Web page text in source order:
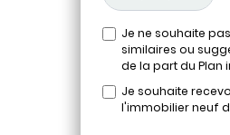
Je ne souhaite
similaires ou
de la part du Plan
Je souhaite
l'immobilier neuf